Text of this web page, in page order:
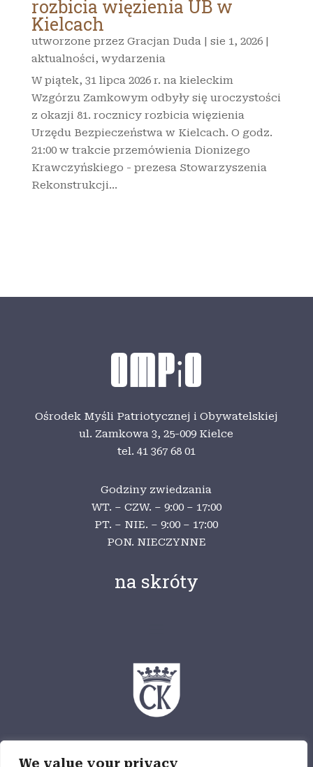
We value your privacy
rozbicia więzienia UB w
Kielcach
utworzone przez Gracjan Duda | sie 1, 2026|
aktualności, wydarzenia
W piątek, 31 lipca 2026 r. na kieleckim
Wzgórzu Zamkowym odbyły się uroczystości
z okazji 81. rocznicy rozbicia więzienia
Urzędu Bezpieczeństwa w Kielcach. O godz.
21:00 w trakcie przemówienia Dionizego
Krawczyńskiego - prezesa Stowarzyszenia
Rekonstrukcji...
Ośrodek Myśli Patriotycznej i Obywatelskiej
ul. Zamkowa 3,25-009 Kielce
tel. 41 367 68 01
Godziny zwiedzania
WT. – CZW. – 9:00 – 17:00
PT. – NIE. – 9:00 – 17:00
PON. NIECZYNNE
na skróty